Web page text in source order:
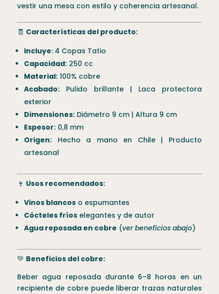
vestir una mesa con estilo y coherencia artesanal.
🧾 Características del producto:
Incluye: 4 Copas Tatio
Capacidad: 250 cc
Material: 100% cobre
Acabado: Pulido brillante | Laca protectora
exterior
Dimensiones: Diámetro 9 cm | Altura 9 cm
Espesor: 0,8 mm
Origen: Hecho a mano en Chile | Producto
artesanal
🍷 Usos recomendados:
Vinos blancos o espumantes
Cócteles fríos elegantes y de autor
Agua reposada en cobre (ver beneficios abajo)
💚 Beneficios del cobre:
Beber agua reposada durante 6–8 horas en un
recipiente de cobre puede liberar trazas naturales